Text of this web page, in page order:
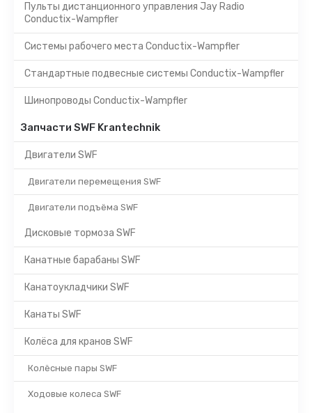
Пульты дистанционного управления Jay Radio
Conductix-Wampfler
Системы рабочего места Conductix-Wampfler
Стандартные подвесные системы Conductix-Wampfler
Шинопроводы Conductix-Wampfler
Запчасти SWF Krantechnik
Двигатели SWF
Двигатели перемещения SWF
Двигатели подъёма SWF
Дисковые тормоза SWF
Канатные барабаны SWF
Канатоукладчики SWF
Канаты SWF
Колёса для кранов SWF
Колёсные пары SWF
Ходовые колеса SWF